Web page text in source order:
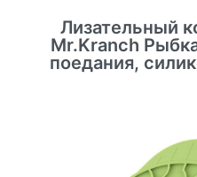
Лизательный
Mr.Kranch
поедания,